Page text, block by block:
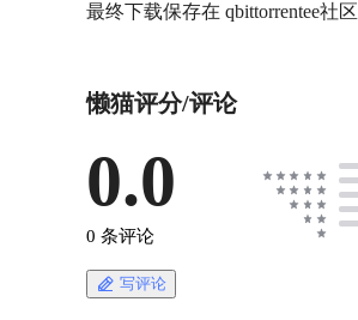
最终下载保存在 qbittorrentee社
懒猫评分/评论
0.0
0 条评论
写评论